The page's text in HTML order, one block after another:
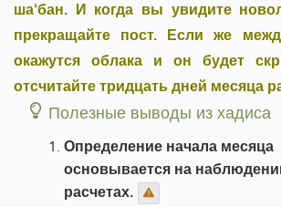
ша‘бан. И когда вы увидите
прекращайте пост. Если же
окажутся облака и он будет
отсчитайте тридцать дней месяца
Полезные выводы из хадиса
Определение начала месяца
основывается на
расчетах.